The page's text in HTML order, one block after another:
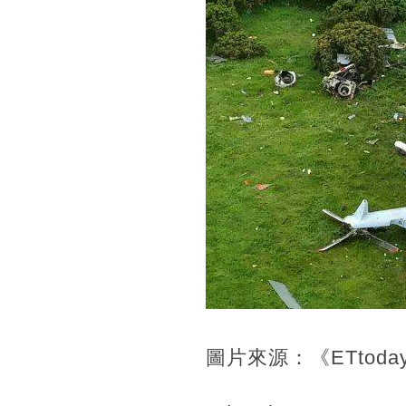
圖片來源：《